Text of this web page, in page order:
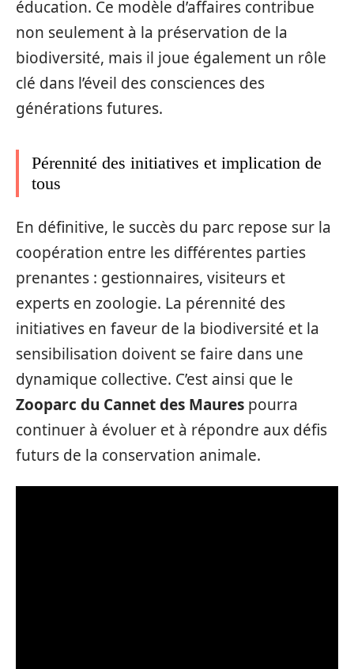
éducation. Ce modèle d’affaires contribue
non seulement à la préservation de la
biodiversité, mais il joue également un rôle
clé dans l’éveil des consciences des
générations futures.
Pérennité des initiatives et implication de
tous
En définitive, le succès du parc repose sur la
coopération entre les différentes parties
prenantes : gestionnaires, visiteurs et
experts en zoologie. La pérennité des
initiatives en faveur de la biodiversité et la
sensibilisation doivent se faire dans une
dynamique collective. C’est ainsi que le
Zooparc du Cannet des Maures pourra
continuer à évoluer et à répondre aux défis
futurs de la conservation animale.